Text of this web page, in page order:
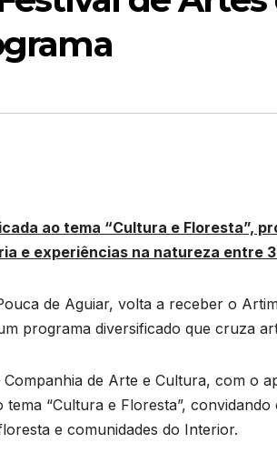
ao tema “Cultura e Floresta”,
e experiências na natureza entre 3
de Aguiar, volta a receber o
programa diversificado que cruza
de Arte e Cultura, com o
tema “Cultura e Floresta”,
e comunidades do Interior.